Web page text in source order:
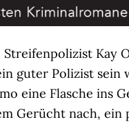
Streifenpolizist Kay
guter Polizist sein
eine Flasche ins
Gerücht nach,